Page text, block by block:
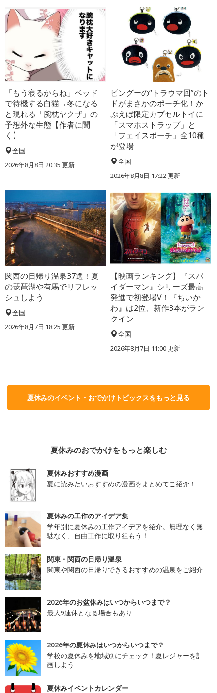
「もう寝るからね」ベッド
で待機する白猫→冬になる
と現れる「腕枕ヤクザ」の
予想外な生態【作者に聞
く】
全国
2026年8月8日 20:35 更新
ピングーの“トラウマ回”のト
ドがまさかのポーチ化！か
ぷえぼ限定カプセルトイに
「スマホストラップ」と
「フェイスポーチ」全10種
が登場
全国
2026年8月8日 17:22更新
関西の日帰り温泉37選！夏
の琵琶湖や有馬でリフレッ
シュしよう
全国
2026年8月7日 18:25 更新
【映画ランキング】『スパ
イダーマン』シリーズ最高
発進で初登場V！『ちいか
わ』は2位、新作3本がラン
クイン
全国
2026年8月7日 11:00更新
夏休みのイベント・おでかけトピックスをもっと見る
夏休みのおでかけをもっと楽しむ
夏休みおすすめ漫画
夏に読みたいおすすめの漫画をまとめてご紹介！
夏休みの工作のアイデア集
学年別に夏休みの工作アイデアを紹介。無理なく無
駄なく、自由工作に取り組もう！
関東・関西の日帰り温泉
関東や関西の日帰りできるおすすめの温泉をご紹介
2026年のお盆休みはいつからいつまで？
最大9連休となる場合もあり
2026年の夏休みはいつからいつまで？
学校の夏休みを地域別にチェック！夏レジャーを計
画しよう
夏休みイベントカレンダー